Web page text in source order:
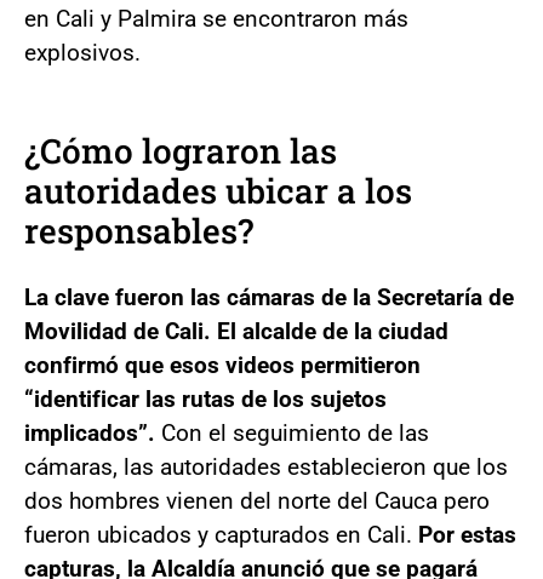
en Cali y Palmira se encontraron más
explosivos.
¿Cómo lograron las
autoridades ubicar a los
responsables?
La clave fueron las cámaras de la Secretaría de
Movilidad de Cali. El alcalde de la ciudad
confirmó que esos videos permitieron
“identificar las rutas de los sujetos
implicados”. Con el seguimiento de las
cámaras, las autoridades establecieron que los
dos hombres vienen del norte del Cauca pero
fueron ubicados y capturados en Cali. Por estas
capturas, la Alcaldía anunció que se pagará